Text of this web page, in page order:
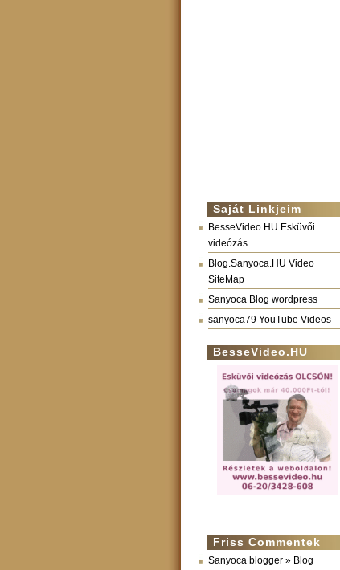
Saját Linkjeim
BesseVideo.HU Esküvői
videózás
Blog.Sanyoca.HU Video
SiteMap
Sanyoca Blog wordpress
sanyoca79 YouTube Videos
BesseVideo.HU
Friss Commentek
Sanyoca blogger » Blog